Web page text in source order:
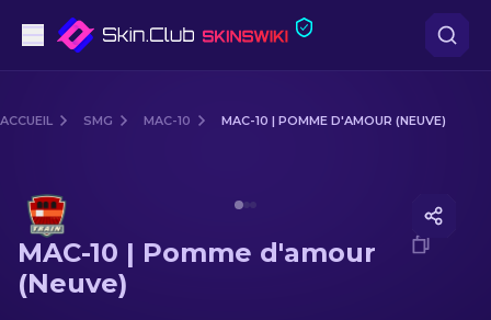
Fusils
Fusils de Précision
ACCUEIL SMG MAC-10 MAC-10 | POMME D'AMOUR (NEUVE)
MAC-10 | Pomme d'amour
(Neuve)